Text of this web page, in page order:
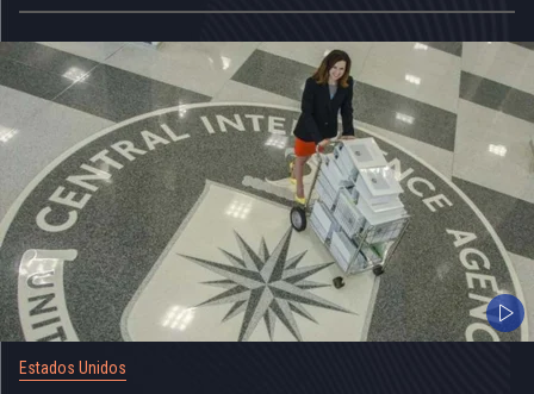
Estados Unidos